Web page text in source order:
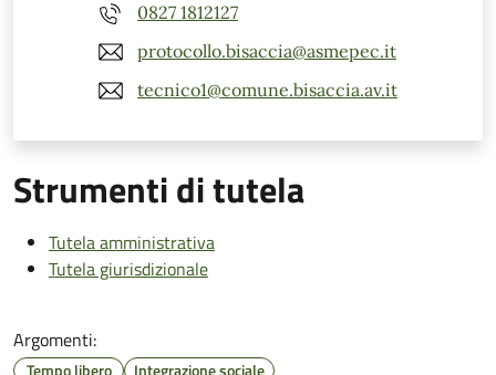
0827 1812127
protocollo.bisaccia@asmepec.it
tecnico1@comune.bisaccia.av.it
Strumenti di tutela
Tutela amministrativa
Tutela giurisdizionale
Argomenti:
Tempo libero Integrazione sociale